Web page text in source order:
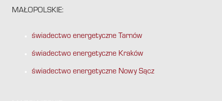
MAŁOPOLSKIE:
świadectwo energetyczne Tarnów
świadectwo energetyczne Kraków
świadectwo energetyczne Nowy Sącz